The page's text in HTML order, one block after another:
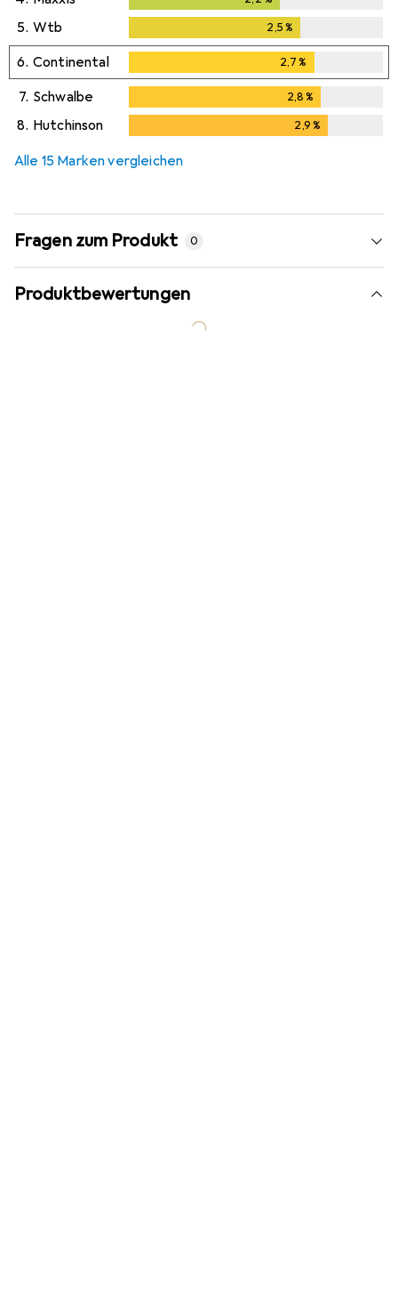
5. Wtb 2,5%
6. Continental 2,7%
7. Schwalbe 2,8%
8. Hutchinson 2,9%
Alle 15 Marken vergleichen
Fragen zum Produkt 0
Produktbewertungen